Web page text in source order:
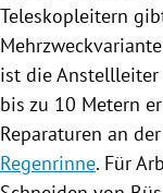
Teleskopleitern
ist die Anstellleiter
bis zu 10 Metern
Reparaturen an
Regenrinne. Für